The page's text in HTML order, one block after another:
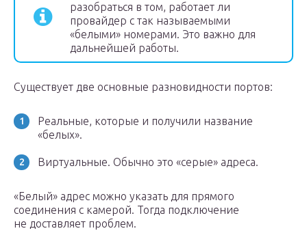
разобраться в том, работает ли
провайдер с так называемыми
«белыми» номерами. Это важно для
дальнейшей работы.
Существует две основные разновидности портов:
Реальные, которые и получили название
«белых».
Виртуальные. Обычно это «серые» адреса.
«Белый» адрес можно указать для прямого
соединения с камерой. Тогда подключение
не доставляет проблем.